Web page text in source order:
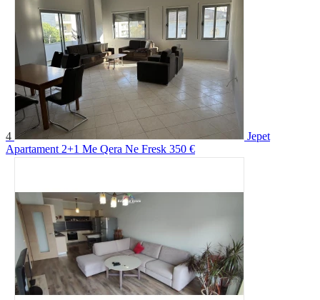
4
Jepet
Apartament 2+1 Me Qera Ne Fresk 350 €